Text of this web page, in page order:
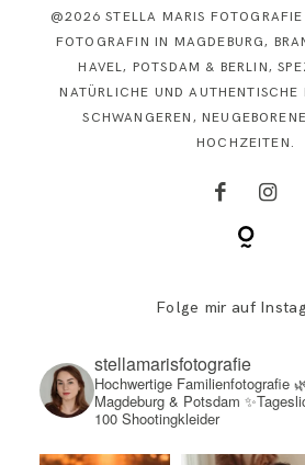
@2026 STELLA MARIS
FOTOGRAFIN IN MAGDEBURG,
HAVEL, POTSDAM & BERLIN,
NATÜRLICHE UND AUTHENTISCHE
SCHWANGEREN,
HOCHZEITEN.
Folge mir auf
stellamarisfotografie
Hochwertige Familienfotografie
Magdeburg & Potsdam
100 Shootingkleider